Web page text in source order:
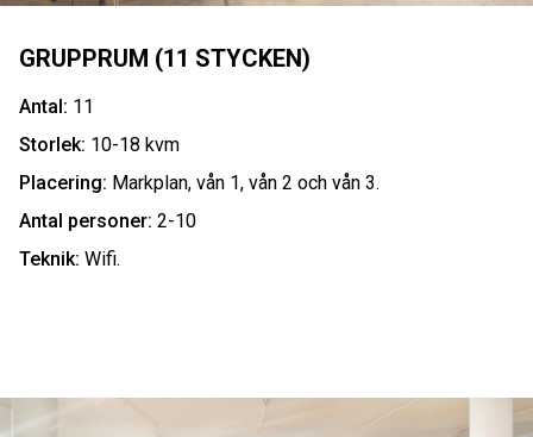
GRUPPRUM (11 STYCKEN)
Antal: 11
Storlek: 10-18 kvm
Placering: Markplan, vån 1, vån 2 och vån 3.
Antal personer: 2-10
Teknik: Wifi.